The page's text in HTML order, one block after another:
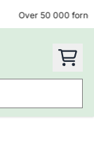
Over 50 000